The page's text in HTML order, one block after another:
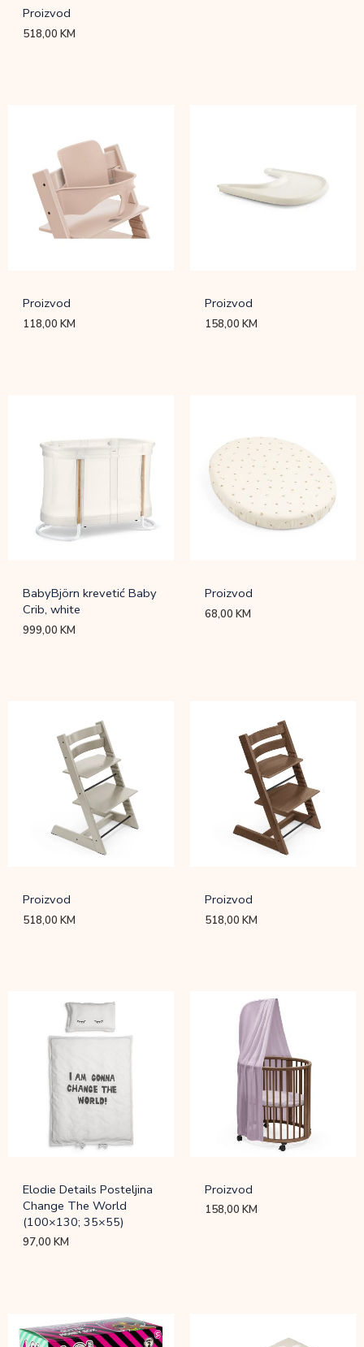
Proizvod
518,00KM
Proizvod
118,00KM
Proizvod
158,00KM
BabyBjörn krevetić Baby
Crib, white
999,00KM
Proizvod
68,00KM
Proizvod
518,00KM
Proizvod
518,00KM
Elodie Details Posteljina
Change The World
(100×130; 35×55)
97,00KM
Proizvod
158,00KM